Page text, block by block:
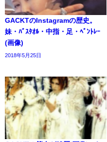
GACKTのInstagramの歴史。
妹・ﾊﾞｽﾀｵﾙ・中指・足・ﾍﾞﾝﾄﾚｰ
(画像)
2018年5月25日